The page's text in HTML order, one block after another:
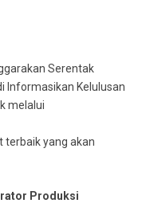
Serentak
Informasikan Kelulusan
melalui
terbaik yang akan
Produksi